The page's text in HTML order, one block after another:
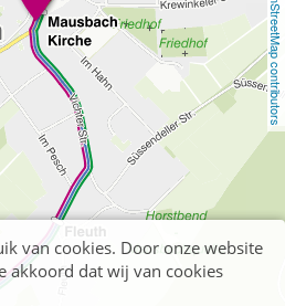
OpenStreetMap contributors
van cookies. Door onze website
akkoord dat wij van cookies